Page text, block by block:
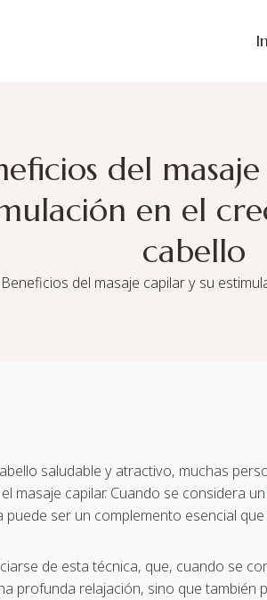
del
en el
cabello
Beneficios del masaje capilar y su
saludable y atractivo, muchas
masaje capilar. Cuando se considera
puede ser un complemento esencial
de esta técnica, que, cuando se
profunda relajación, sino que